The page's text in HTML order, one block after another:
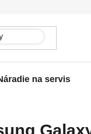
na servis